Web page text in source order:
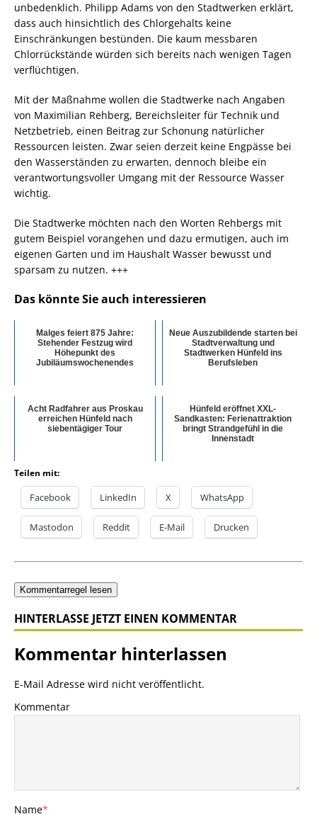
unbedenklich. Philipp Adams von den Stadtwerken erklärt,
dass auch hinsichtlich des Chlorgehalts keine
Einschränkungen bestünden. Die kaum messbaren
Chlorrückstände würden sich bereits nach wenigen Tagen
verflüchtigen.
Mit der Maßnahme wollen die Stadtwerke nach Angaben
von Maximilian Rehberg, Bereichsleiter für Technik und
Netzbetrieb, einen Beitrag zur Schonung natürlicher
Ressourcen leisten. Zwar seien derzeit keine Engpässe bei
den Wasserständen zu erwarten, dennoch bleibe ein
verantwortungsvoller Umgang mit der Ressource Wasser
wichtig.
Die Stadtwerke möchten nach den Worten Rehbergs mit
gutem Beispiel vorangehen und dazu ermutigen, auch im
eigenen Garten und im Haushalt Wasser bewusst und
sparsam zu nutzen. +++
Das könnte Sie auch interessieren
Malges feiert 875 Jahre:
Stehender Festzug wird
Höhepunkt des
Jubiläumswochenendes
Neue Auszubildende starten bei
Stadtverwaltung und
Stadtwerken Hünfeld ins
Berufsleben
Acht Radfahrer aus Proskau
erreichen Hünfeld nach
siebentägiger Tour
Hünfeld eröffnet XXL-
Sandkasten: Ferienattraktion
bringt Strandgefühl in die
Innenstadt
Teilen mit:
Facebook LinkedIn X WhatsApp
Mastodon Reddit E-Mail Drucken
Kommentarregel lesen
HINTERLASSE JETZT EINEN KOMMENTAR
Kommentar hinterlassen
E-Mail Adresse wird nicht veröffentlicht.
Kommentar
Name*